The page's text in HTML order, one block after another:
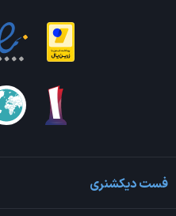
فست دیکشنری